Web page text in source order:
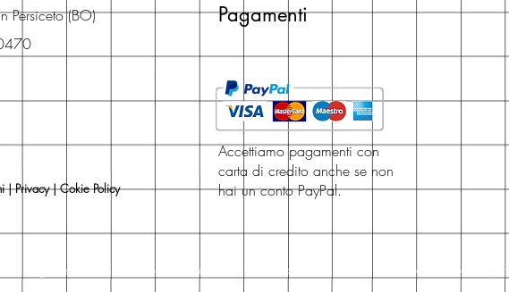
Persiceto (BO)
|Privacy|Cokie Policy
Pagamenti
Accettiamo pagamenti con
carta di credito anche se non
hai un conto PayPal.
maglio editore, San Giovanni in Persiceto, narrativa italiana, narrativa straniera, narrativa